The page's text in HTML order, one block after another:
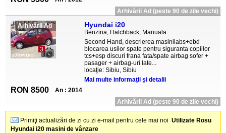
Arhivării Ad (peste 90 de zile vechi)
Arhivării Ad
3
Hyundai i20
Benzina, Hatchback, Manuala
Second Hand, descrierea masiniiabs+ebd
blocarea usilor spate pentru siguranta copiilor
tcs+esp discuri frana fata/spate airbag sofer +
pasager + airbag-uri late...
locaţie: Sibiu, Sibiu
Mai multe informaţii şi detalii
RON 8500
An : 2014
Arhivării Ad (peste 90 de zile vechi)
Primiţi actualizări de zi cu zi e-mail pentru cele mai noi Utilizate Rosu
Hyundai i20 masini de vânzare